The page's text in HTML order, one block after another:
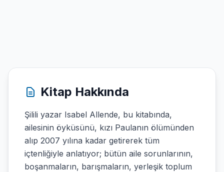
Kitap Hakkında
Şilili yazar Isabel Allende, bu kitabında,
ailesinin öyküsünü, kızı Paulanın ölümünden
alıp 2007 yılına kadar getirerek tüm
içtenliğiyle anlatıyor; bütün aile sorunlarının,
boşanmaların, barışmaların, yerleşik toplum